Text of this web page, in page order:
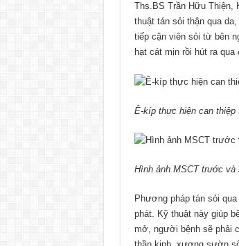
Ths.BS Trần Hữu Thiện,
thuật tán sỏi thận qua
tiếp cận viên sỏi từ bên
hạt cát mịn rồi hút ra qua
Ê-kíp thực hiện can thiệp
Hình ảnh MSCT trước và
Phương pháp tán sỏi
phát. Kỹ thuật này giúp
mở, người bệnh sẽ phải